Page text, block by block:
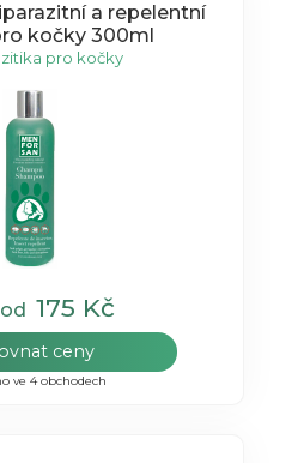
a repelentní
kočky 300ml
pro kočky
175 Kč
ceny
ve 4 obchodech